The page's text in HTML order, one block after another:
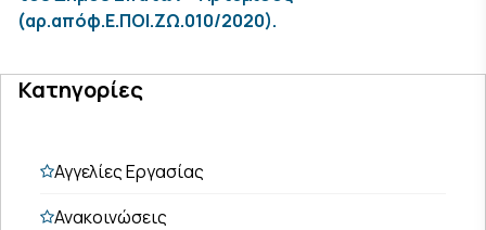
(αρ.απόφ.Ε.ΠΟΙ.ΖΩ.010/2020).
Κατηγορίες
Αγγελίες Εργασίας
Ανακοινώσεις